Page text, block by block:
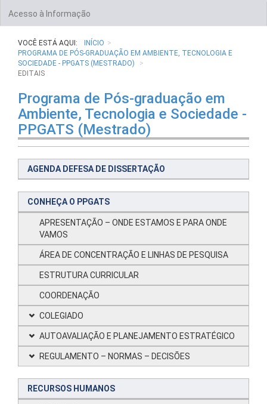
Acesso à Informação
VOCÊ ESTÁ AQUI:
INÍCIO
PROGRAMA DE PÓS-GRADUAÇÃO EM AMBIENTE, TECNOLOGIA E
SOCIEDADE - PPGATS (MESTRADO)
EDITAIS
Programa de Pós-graduação em
Ambiente, Tecnologia e Sociedade -
PPGATS (Mestrado)
AGENDA DEFESA DE DISSERTAÇÃO
CONHEÇA O PPGATS
APRESENTAÇÃO – ONDE ESTAMOS E PARA ONDE
VAMOS
ÁREA DE CONCENTRAÇÃO E LINHAS DE PESQUISA
ESTRUTURA CURRICULAR
COORDENAÇÃO
COLEGIADO
AUTOAVALIAÇÃO E PLANEJAMENTO ESTRATÉGICO
REGULAMENTO – NORMAS – DECISÕES
RECURSOS HUMANOS